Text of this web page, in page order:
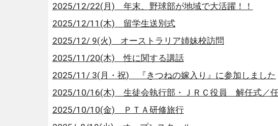
2025/12/22(月) 年末、野球部が地域で大活躍！！
2025/12/11(木) 留学生送別式
2025/12/ 9(火) オーストラリア姉妹校訪問
2025/11/20(木) 性に関する講話
2025/11/ 3(月・祝) 『きつねの嫁入り』に参加しました
2025/10/16(木) 生徒会執行部・ＪＲＣ役員 解任式／
2025/10/10(金) ＰＴＡ研修旅行